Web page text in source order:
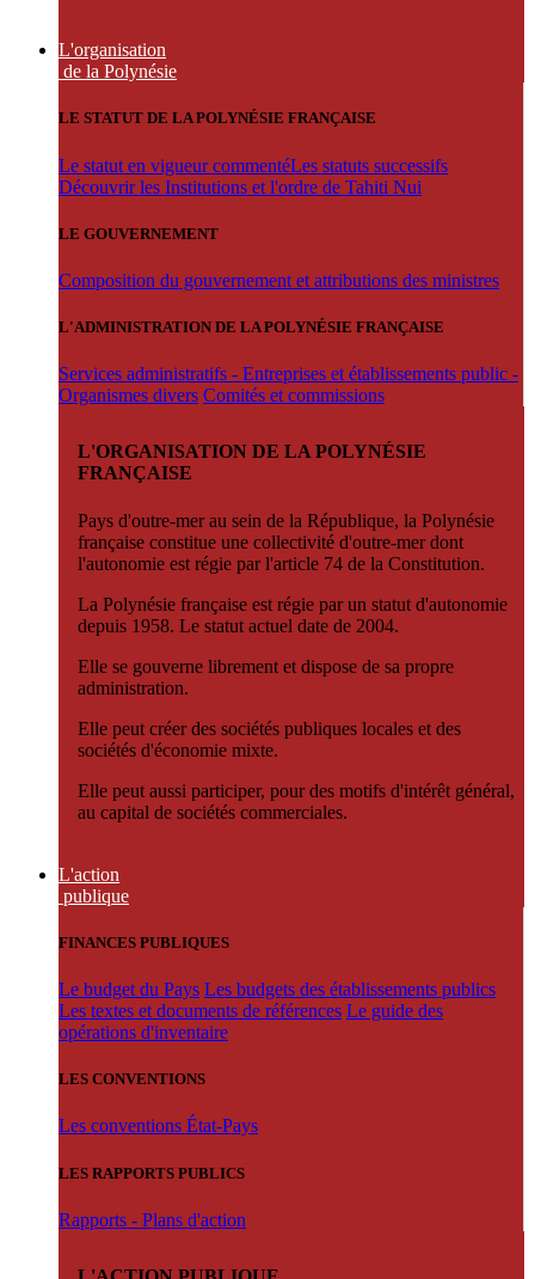
L'organisation
de la Polynésie
LE STATUT DE LA POLYNÉSIE FRANÇAISE
Le statut en vigueur commentéLes statuts successifs
Découvrir les Institutions et l'ordre de Tahiti Nui
LE GOUVERNEMENT
Composition du gouvernement et attributions des ministres
L'ADMINISTRATION DE LA POLYNÉSIE FRANÇAISE
Services administratifs - Entreprises et établissements public -
Organismes divers Comités et commissions
L'ORGANISATION DE LA POLYNÉSIE
FRANÇAISE
Pays d'outre-mer au sein de la République, la Polynésie
française constitue une collectivité d'outre-mer dont
l'autonomie est régie par l'article 74 de la Constitution.
La Polynésie française est régie par un statut d'autonomie
depuis 1958. Le statut actuel date de 2004.
Elle se gouverne librement et dispose de sa propre
administration.
Elle peut créer des sociétés publiques locales et des
sociétés d'économie mixte.
Elle peut aussi participer, pour des motifs d'intérêt général,
au capital de sociétés commerciales.
L'action
publique
FINANCES PUBLIQUES
Le budget du Pays Les budgets des établissements publics
Les textes et documents de références Le guide des
opérations d'inventaire
LES CONVENTIONS
Les conventions État-Pays
LES RAPPORTS PUBLICS
Rapports - Plans d'action